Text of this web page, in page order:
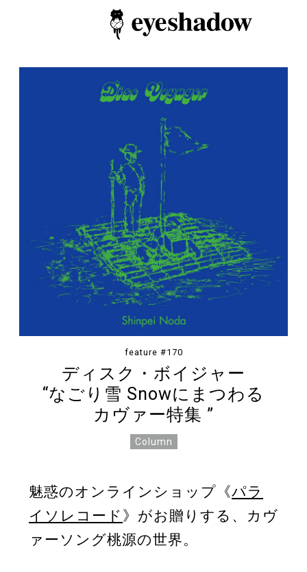
Home
Feature
Our Covers
EyeTube
Store
About
feature #170
ディスク・ボイジャー
“なごり雪 Snowにまつわる
カヴァー特集 ”
Column
魅惑のオンラインショップ《パラ
イソレコード 》がお贈りする、カヴ
ァーソング桃源の世界。